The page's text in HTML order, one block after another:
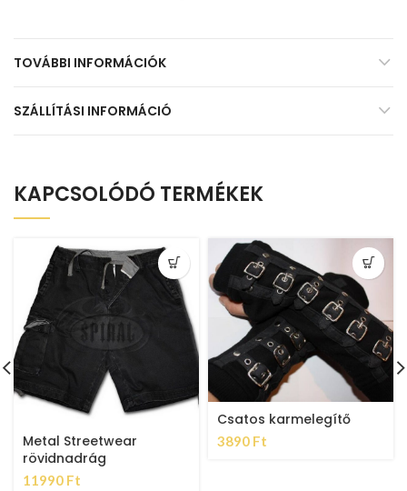
TOVÁBBI INFORMÁCIÓK
SZÁLLÍTÁSI INFORMÁCIÓ
KAPCSOLÓDÓ TERMÉKEK
Metal Streetwear
rövidnadrág
11990 Ft
Csatos karmelegítő
3890 Ft